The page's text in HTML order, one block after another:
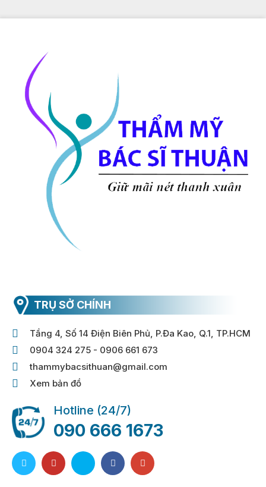
TRỤ SỞ CHÍNH
Tầng 4, Số 14 Điện Biên Phủ, P.Đa Kao, Q.1, TP.HCM
0904 324 275 - 0906 661 673
thammybacsithuan@gmail.com
Xem bản đồ
Hotline (24/7)
090 666 1673